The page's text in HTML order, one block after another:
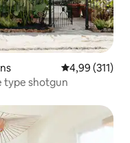
Évaluation
4,99 (311)
type shotgun